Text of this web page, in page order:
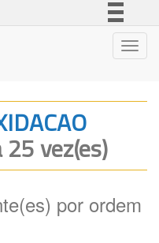
Legislação
Canais
vez(es)
por ordem